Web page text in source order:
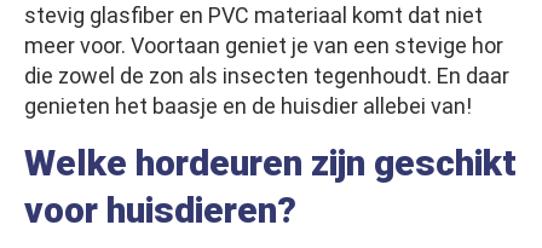
stevig glasfiber en PVC materiaal komt dat niet
meer voor. Voortaan geniet je van een stevige hor
die zowel de zon als insecten tegenhoudt. En daar
genieten het baasje en de huisdier allebei van!
Welke hordeuren zijn geschikt
voor huisdieren?